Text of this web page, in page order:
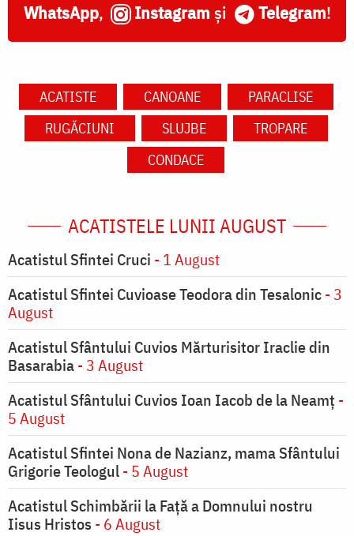
WhatsApp, Instagram și Telegram!
ACATISTE CANOANE
PARACLISE
RUGĂCIUNI
SLUJBE
TROPARE
CONDACE
ACATISTELE LUNII AUGUST
Acatistul Sfintei Cruci - 1 August
Acatistul Sfintei Cuvioase Teodora din Tesalonic- 3
August
Acatistul Sfântului Cuvios Mărturisitor Iraclie din
Basarabia- 3 August
Acatistul Sfântului Cuvios Ioan Iacob de la Neamț -
5 August
Acatistul Sfintei Nona de Nazianz, mama Sfântului
Grigorie Teologul- 5 August
Acatistul Schimbării la Faţă a Domnului nostru
Iisus Hristos - 6 August